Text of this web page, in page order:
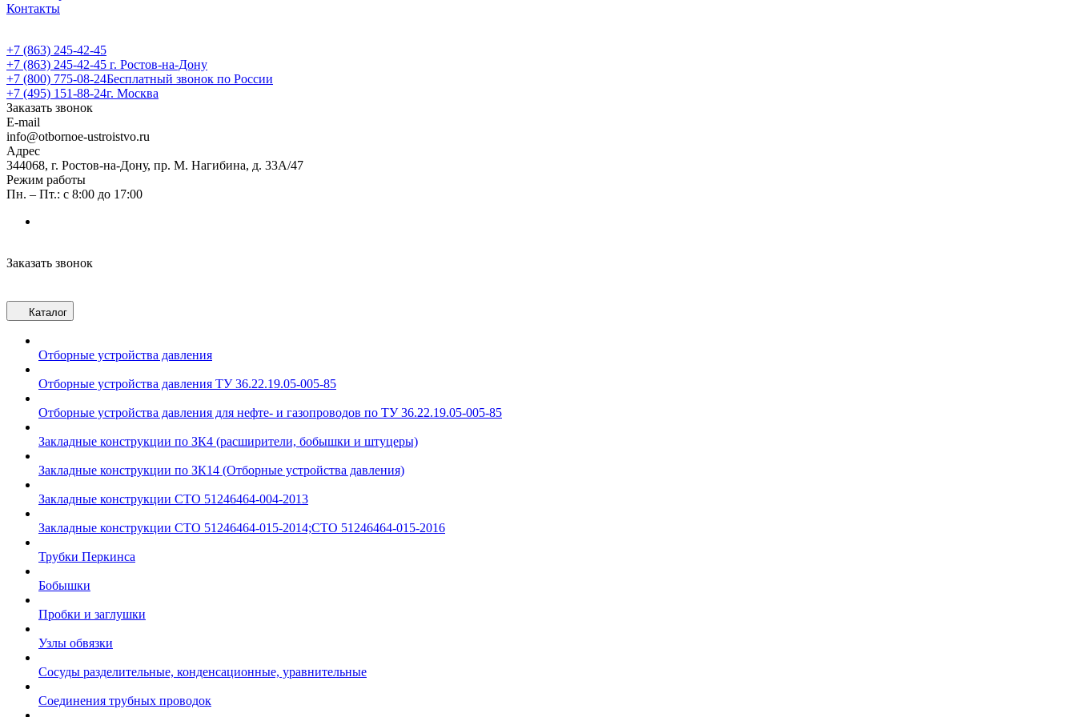
Контакты
+7 (863) 245-42-45
+7 (863) 245-42-45 г. Ростов-на-Дону
+7 (800) 775-08-24Бесплатный звонок по России
+7 (495) 151-88-24г. Москва
Заказать звонок
E-mail
info@otbornoe-ustroistvo.ru
Адрес
344068, г. Ростов-на-Дону, пр. М. Нагибина, д. 33А/47
Режим работы
Пн. – Пт.: с 8:00 до 17:00
Заказать звонок
Каталог
Отборные устройства давления
Отборные устройства давления ТУ 36.22.19.05-005-85
Отборные устройства давления для нефте- и газопроводов по ТУ 36.22.19.05-005-85
Закладные конструкции по ЗК4 (расширители, бобышки и штуцеры)
Закладные конструкции по ЗК14 (Отборные устройства давления)
Закладные конструкции СТО 51246464-004-2013
Закладные конструкции СТО 51246464-015-2014;СТО 51246464-015-2016
Трубки Перкинса
Бобышки
Пробки и заглушки
Узлы обвязки
Сосуды разделительные, конденсационные, уравнительные
Соединения трубных проводок